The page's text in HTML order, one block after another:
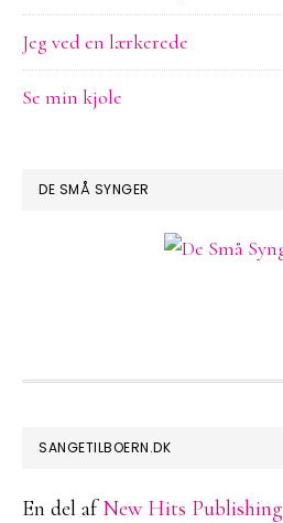
Jeg ved en lærkerede
Se min kjole
DE SMÅ SYNGER
FOOTER
SANGETILBOERN.DK
En del afNew Hits Publishing